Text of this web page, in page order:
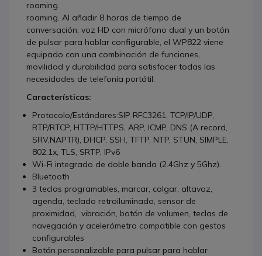
roaming.
roaming. Al añadir 8 horas de tiempo de
conversación, voz HD con micrófono dual y un botón
de pulsar para hablar configurable, el WP822 viene
equipado con una combinación de funciones,
movilidad y durabilidad para satisfacer todas las
necesidades de telefonía portátil.
Características:
Protocolo/Estándares:SIP RFC3261, TCP/IP/UDP,
RTP/RTCP, HTTP/HTTPS, ARP, ICMP, DNS (A record,
SRV,NAPTR), DHCP, SSH, TFTP, NTP, STUN, SIMPLE,
802.1x, TLS, SRTP, IPv6
Wi-Fi integrado de doble banda (2.4Ghz y 5Ghz).
Bluetooth
3 teclas programables, marcar, colgar, altavoz,
agenda, teclado retroiluminado, sensor de
proximidad, vibración, botón de volumen, teclas de
navegación y acelerómetro compatible con gestos
configurables
Botón personalizable para pulsar para hablar